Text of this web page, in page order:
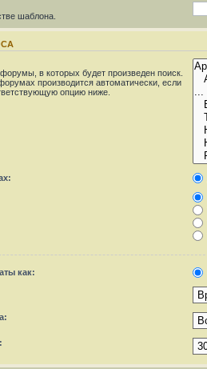
шаблона.
в которых будет произведен поиск.
производится автоматически, если
опцию ниже.
как: